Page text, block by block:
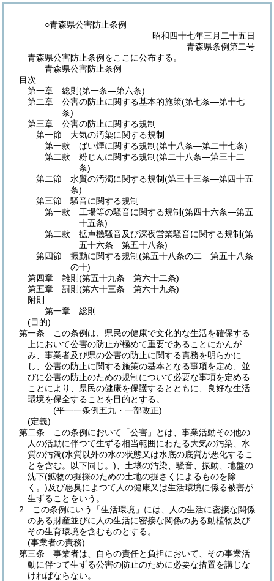
○青森県公害防止条例
昭和四十七年三月二十五日
青森県条例第二号
青森県公害防止条例をここに公布する。
青森県公害防止条例
目次
第一章
総則 (第一条―第六条)
第二章
公害の防止に関する基本的施策(第七条―第十七
条)
第三章
公害の防止に関する規制
第一節
大気の汚染に関する規制
第一款
ばい煙に関する規制(第十八条―第二十七条)
第二款
粉じんに関する規制(第二十八条―第三十二
条)
第二節
水質の汚濁に関する規制(第三十三条―第四十五
条)
第三節
騒音に関する規制
第一款
工場等の騒音に関する規制(第四十六条―第五
十五条)
第二款
拡声機騒音及び深夜営業騒音に関する規制(第
五十六条―第五十八条)
第四節
振動に関する規制(第五十八条の二―第五十八条
の十)
第四章
雑則 (第五十九条―第六十二条)
第五章
罰則 (第六十三条―第六十九条)
附則
第一章
総則
(目的)
第一条
この条例は、県民の健康で文化的な生活を確保する
上において公害の防止が極めて重要であることにかんが
み、事業者及び県の公害の防止に関する責務を明らかに
し、公害の防止に関する施策の基本となる事項を定め、並
びに公害の防止のための規制について必要な事項を定める
ことにより、県民の健康を保護するとともに、良好な生活
環境を保全することを目的とする。
(平一一条例五九・一部改正)
(定義)
第二条
この条例において「公害」とは、事業活動その他の
人の活動に伴つて生ずる相当範囲にわたる大気の汚染、水
質の汚濁(水質以外の水の状態又は水底の底質が悪化するこ
とを含む。以下同じ。) 、土壌の汚染、騒音、振動、地盤の
沈下(鉱物の掘採のための土地の掘さくによるものを除
く。)及び悪臭によつて人の健康又は生活環境に係る被害が
生ずることをいう。
2
この条例にいう「生活環境」には、人の生活に密接な関係
のある財産並びに人の生活に密接な関係のある動植物及び
その生育環境を含むものとする。
(事業者の責務)
第三条
事業者は、自らの責任と負担において、その事業活
動に伴つて生ずる公害の防止のために必要な措置を講じな
ければならない。